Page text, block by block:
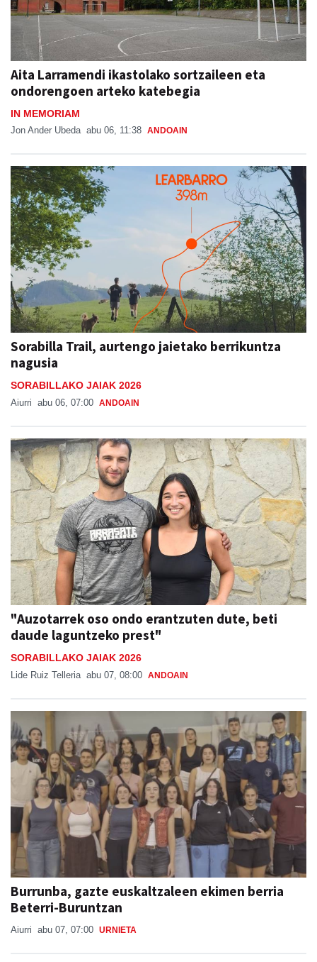
Aita Larramendi ikastolako sortzaileen eta
ondorengoen arteko katebegia
IN MEMORIAM
Jon Ander Ubeda abu 06, 11:38 ANDOAIN
Sorabilla Trail, aurtengo jaietako berrikuntza
nagusia
SORABILLAKO JAIAK 2026
Aiurri abu 06, 07:00 ANDOAIN
"Auzotarrek oso ondo erantzuten dute, beti
daude laguntzeko prest"
SORABILLAKO JAIAK 2026
Lide Ruiz Telleria abu 07, 08:00 ANDOAIN
Burrunba, gazte euskaltzaleen ekimen berria
Beterri-Buruntzan
Aiurri abu 07, 07:00 URNIETA